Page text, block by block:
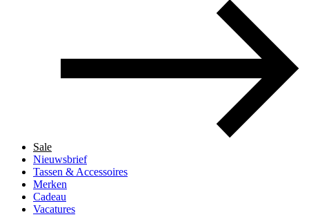
Sale
Nieuwsbrief
Tassen & Accessoires
Merken
Cadeau
Vacatures